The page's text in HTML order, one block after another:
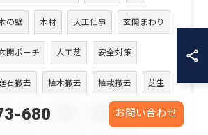
の壁 木材 大工仕事 玄関まわり
関ポーチ 人工芝 安全対策
石撤去 植木撤去 植栽撤去 芝生
庭石 工場塗装工事
680 お問い合わせ